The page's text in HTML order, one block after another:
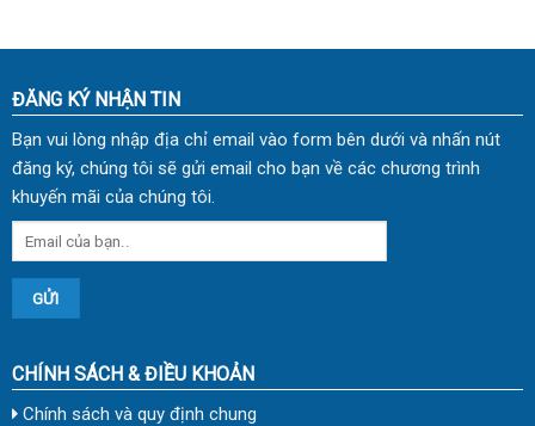
ĐĂNG KÝ NHẬN TIN
Bạn vui lòng nhập địa chỉ email vào form bên dưới và nhấn nút
đăng ký, chúng tôi sẽ gửi email cho bạn về các chương trình
khuyến mãi của chúng tôi.
CHÍNH SÁCH & ĐIỀU KHOẢN
Chính sách và quy định chung